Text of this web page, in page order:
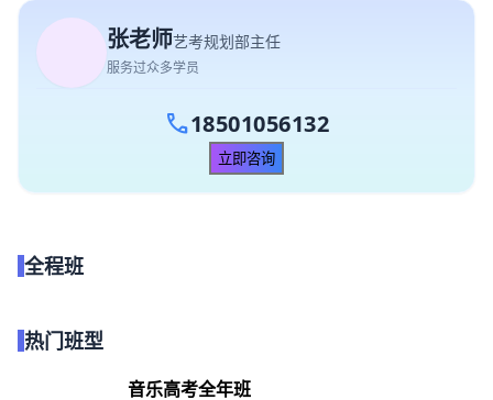
张老师艺考规划部主任
call 18501056132
立即咨询